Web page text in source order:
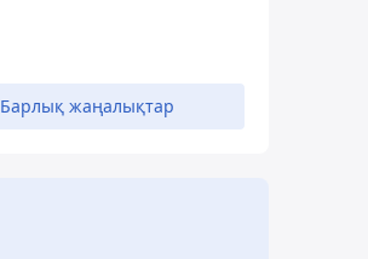
Барлық жаңалықтар